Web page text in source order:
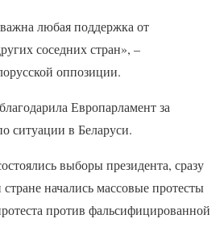
любая поддержка от
соседних стран», –
оппозиции.
Европарламент за
ситуации в Беларуси.
выборы президента, сразу
начались массовые протесты
против фальсифицированной